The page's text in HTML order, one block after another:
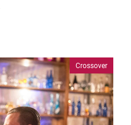
Crossover